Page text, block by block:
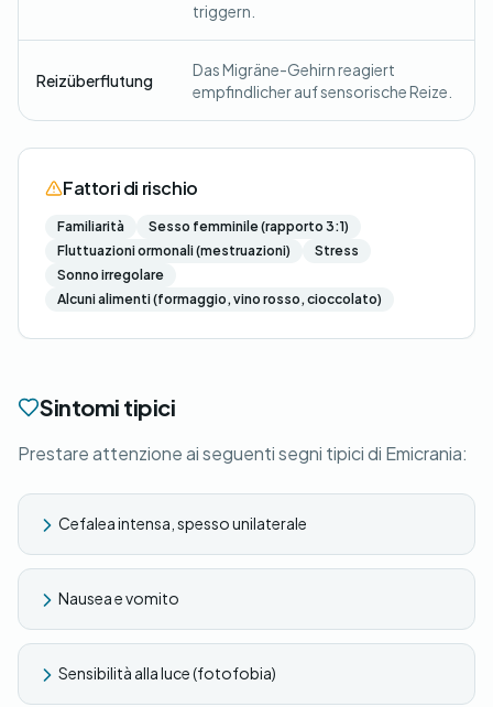
triggern.
Reizüberflutung
Das Migräne-Gehirn reagiert
empfindlicher auf sensorische Reize.
Fattori di rischio
Familiarità
Sesso femminile (rapporto 3:1)
Fluttuazioni ormonali (mestruazioni)
Stress
Sonno irregolare
Alcuni alimenti (formaggio, vino rosso, cioccolato)
Sintomi tipici
Prestare attenzione ai seguenti segni tipici di Emicrania:
Cefalea intensa, spesso unilaterale
Nausea e vomito
Sensibilità alla luce (fotofobia)